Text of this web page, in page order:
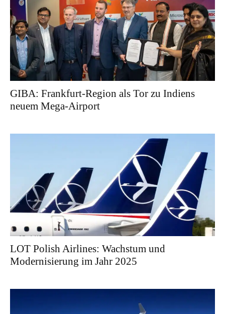
GIBA: Frankfurt-Region als Tor zu Indiens
neuem Mega-Airport
LOT Polish Airlines: Wachstum und
Modernisierung im Jahr 2025